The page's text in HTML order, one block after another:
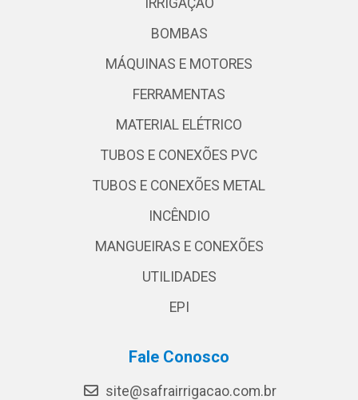
BOMBAS
MÁQUINAS E MOTORES
FERRAMENTAS
MATERIAL ELÉTRICO
TUBOS E CONEXÕES PVC
TUBOS E CONEXÕES METAL
INCÊNDIO
MANGUEIRAS E CONEXÕES
UTILIDADES
EPI
Fale Conosco
site@safrairrigacao.com.br